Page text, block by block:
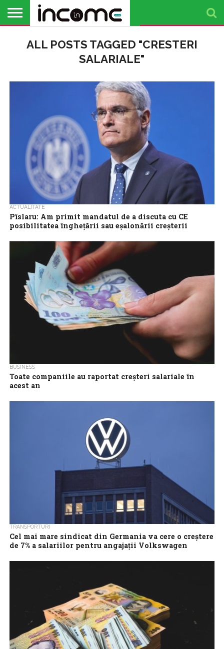
PROFIL DE
ANTREPRENOR
BUSINESS
ANALIZE
OPINII
FINANȚE
PERSONALE
TIMP
LIBER
ALL POSTS TAGGED "CRESTERI
SALARIALE"
ACTUALITATE
Pîslaru: Am primit mandatul de a discuta cu CE
posibilitatea înghețării sau eșalonării creșterii
Ministrul interimar al Muncii și al Investițiilor și Proiectelor
Europene, Dragoș Pîslaru, va discuta cu Comisia Europeană
posibilitatea înghețării sau eșalonării până...
BUSINESS
Toate companiile au raportat creşteri salariale în
acest an
TRANSPORTURI
Cel mai mare sindicat din Germania va cere o creştere
de 7% a salariilor pentru angajaţii Volkswagen